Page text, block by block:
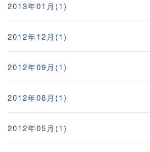
2013年01月(1)
2012年12月(1)
2012年09月(1)
2012年08月(1)
2012年05月(1)